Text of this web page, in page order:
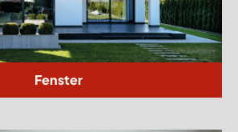
Fenster